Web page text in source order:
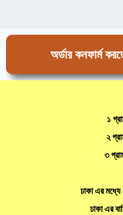
অর্ডার কনফার্ম
১
২
৩
ঢাকা এর মধ্যে
ঢাকা এর